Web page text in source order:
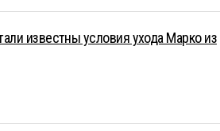
известны условия ухода Марко из